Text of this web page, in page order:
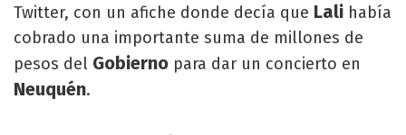
Twitter, con un afiche donde decía que Lali había
cobrado una importante suma de millones de
pesos del Gobierno para dar un concierto en
Neuquén.